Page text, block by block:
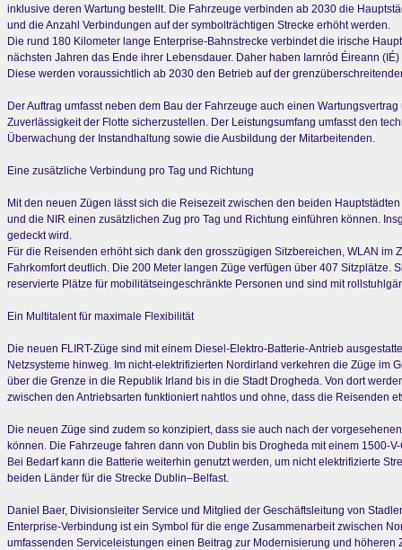
inklusive deren Wartung bestellt. Die Fahrzeuge verbinden ab 2030 die
und die Anzahl Verbindungen auf der symbolträchtigen Strecke erhöht werden.
Die rund 180 Kilometer lange Enterprise-Bahnstrecke verbindet die irische
nächsten Jahren das Ende ihrer Lebensdauer. Daher haben Iarnród Éireann
Diese werden voraussichtlich ab 2030 den Betrieb auf der
Der Auftrag umfasst neben dem Bau der Fahrzeuge auch einen
Zuverlässigkeit der Flotte sicherzustellen. Der Leistungsumfang umfasst den
Überwachung der Instandhaltung sowie die Ausbildung der Mitarbeitenden.
Eine zusätzliche Verbindung pro Tag und Richtung
Mit den neuen Zügen lässt sich die Reisezeit zwischen den beiden
und die NIR einen zusätzlichen Zug pro Tag und Richtung einführen können.
gedeckt wird.
Für die Reisenden erhöht sich dank den grosszügigen Sitzbereichen, WLAN
Fahrkomfort deutlich. Die 200 Meter langen Züge verfügen über 407
reservierte Plätze für mobilitätseingeschränkte Personen und sind mit
Ein Multitalent für maximale Flexibilität
Die neuen FLIRT-Züge sind mit einem Diesel-Elektro-Batterie-Antrieb
Netzsysteme hinweg. Im nicht-elektrifizierten Nordirland verkehren die Züge im
über die Grenze in die Republik Irland bis in die Stadt Drogheda. Von dort
zwischen den Antriebsarten funktioniert nahtlos und ohne, dass die Reisenden
Die neuen Züge sind zudem so konzipiert, dass sie auch nach der
können. Die Fahrzeuge fahren dann von Dublin bis Drogheda mit einem 1500-
Bei Bedarf kann die Batterie weiterhin genutzt werden, um nicht elektrifizierte
beiden Länder für die Strecke Dublin–Belfast.
Daniel Baer, Divisionsleiter Service und Mitglied der Geschäftsleitung von
Enterprise-Verbindung ist ein Symbol für die enge Zusammenarbeit zwischen
umfassenden Serviceleistungen einen Beitrag zur Modernisierung und